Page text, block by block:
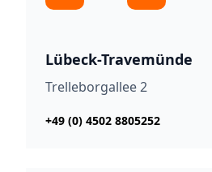
Lübeck-Travemünde
Trelleborgallee 2
+49 (0) 4502 8805252